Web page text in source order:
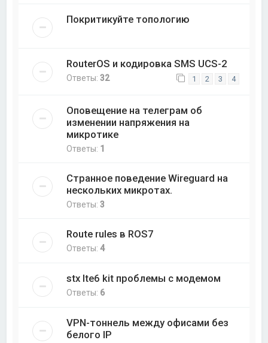
Покритикуйте топологию
RouterOS и кодировка SMS UCS-2
Ответы:32 1 2 3 4
Оповещение на телеграм об
изменении напряжения на
микротике
Ответы: 1
Странное поведение Wireguard на
нескольких микротах.
Ответы:3
Route rules в ROS7
Ответы:4
stx lte6 kit проблемы с модемом
Ответы: 6
VPN-тоннель между офисами без
белого IP